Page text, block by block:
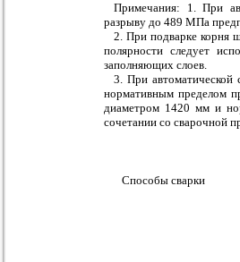
Примечания: 1. При
разрыву до 489 МПа
2. При подварке корня
полярности следует
заполняющих слоев.
3. При автоматической
нормативным пределом
диаметром 1420 мм и
сочетании со
Способы сварки